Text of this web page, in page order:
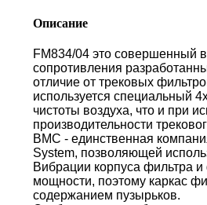
Описание
FM834/04 это совершенный
сопротивления
отличие от трековых
используется специальный
чистоты воздуха, что и при
производительности
BMC - единственная
System, позволяющей
Вибрации корпуса фильтра
мощности, поэтому каркас
содержанием пузырьков.